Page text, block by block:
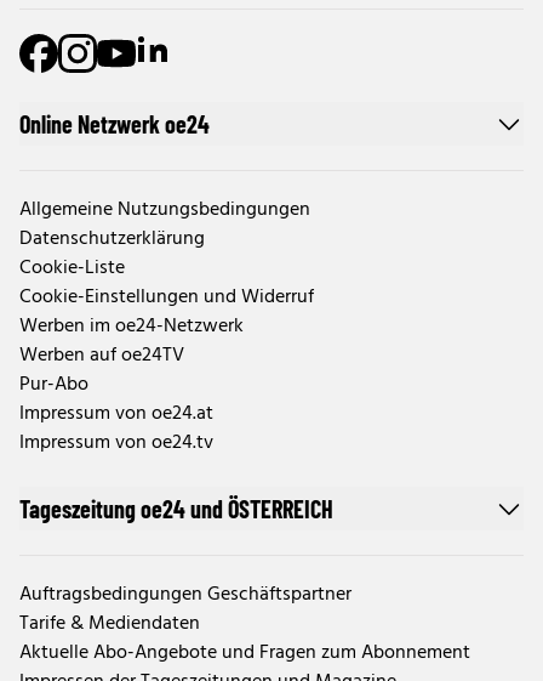
Online Netzwerk oe24
Allgemeine Nutzungsbedingungen
Datenschutzerklärung
Cookie-Liste
Cookie-Einstellungen und Widerruf
Werben im oe24-Netzwerk
Werben auf oe24TV
Pur-Abo
Impressum von oe24.at
Impressum von oe24.tv
Tageszeitung oe24 und ÖSTERREICH
Auftragsbedingungen Geschäftspartner
Tarife & Mediendaten
Aktuelle Abo-Angebote und Fragen zum Abonnement